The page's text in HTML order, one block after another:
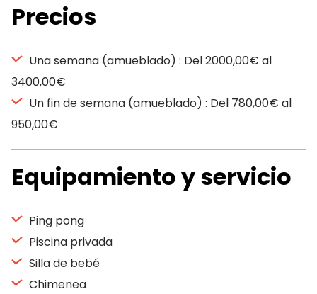
Precios
Una semana (amueblado) : Del 2000,00€ al
3400,00€
Un fin de semana (amueblado) : Del 780,00€ al
950,00€
Equipamiento y servicio
Ping pong
Piscina privada
Silla de bebé
Chimenea